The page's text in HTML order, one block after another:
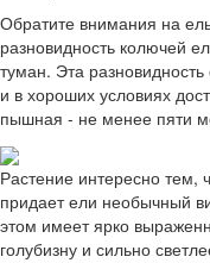
Обратите внимания на
разновидность колючей
туман. Эта
и в хороших условиях
пышная - не менее пяти
Растение интересно тем,
придает ели необычный
этом имеет ярко
голубизну и сильно